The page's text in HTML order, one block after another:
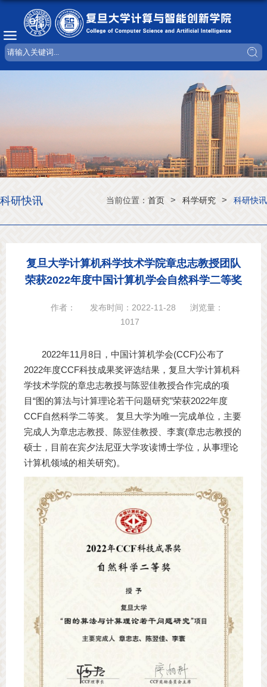
当前位置： 首页 > 科学研究 > 科研快讯
科研快讯
复旦大学计算机科学技术学院章忠志教授团队
荣获2022年度中国计算机学会自然科学二等奖
作者： 发布时间：2022-11-28
浏览量：
1017
2022年11月8日，中国计算机学会(CCF)公布了
2022年度CCF科技成果奖评选结果，复旦大学计算机科
学技术学院的章忠志教授与陈翌佳教授合作完成的项
目“图的算法与计算理论若干问题研究”荣获2022年度
CCF自然科学二等奖。 复旦大学为唯一完成单位，主要
完成人为章忠志教授、陈翌佳教授、李寰(章忠志教授的
硕士，目前在宾夕法尼亚大学攻读博士学位，从事理论
计算机领域的相关研究)。